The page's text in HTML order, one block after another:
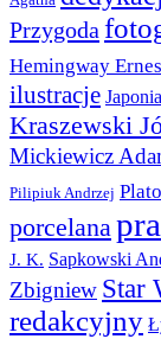
Przygoda
Hemingway
ilustracje Japonia
Kraszewski
Mickiewicz
Pilipiuk Andrzej
porcelana
J. K. Sapkowski
Zbigniew Star
redakcyjny